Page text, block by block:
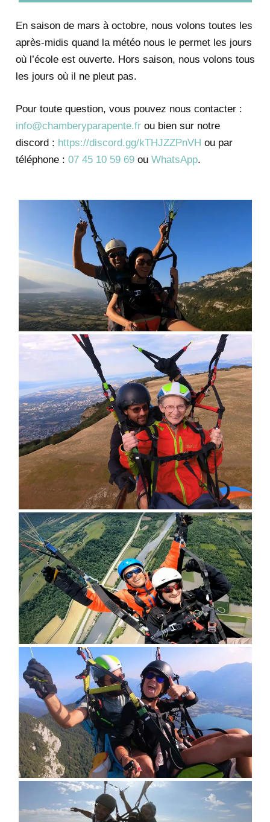
En saison de mars à octobre, nous volons toutes les
après-midis quand la météo nous le permet les jours
où l’école est ouverte. Hors saison, nous volons tous
les jours où il ne pleut pas.
Pour toute question, vous pouvez nous contacter :
info@chamberyparapente.frou bien sur notre
discord : https://discord.gg/kTHJZZPnVH ou par
téléphone : 07 45 10 59 69ou WhatsApp.